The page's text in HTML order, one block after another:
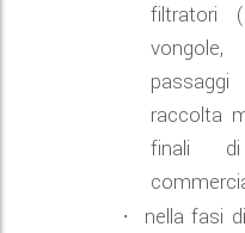
filtratori
raccolta
finali di
·
nella fasi